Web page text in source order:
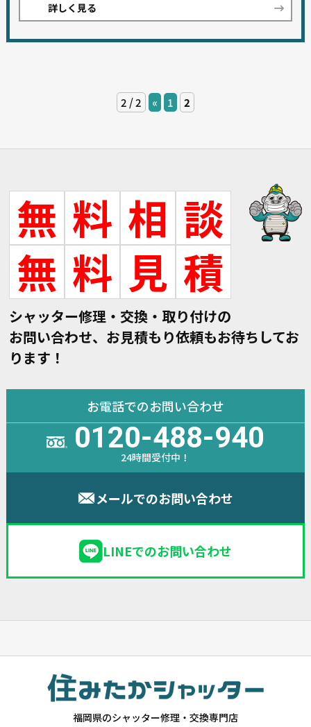
詳しく見る
2 / 2 « 1 2
無 料 相 談
無 料 見 積
シャッター修理・交換・取り付けの
お問い合わせ、お見積もり依頼もお待ちしてお
ります！
お電話でのお問い合わせ
0120-488-940
24時間受付中！
メールでのお問い合わせ
LINEでのお問い合わせ
福岡県のシャッター修理・交換専門店